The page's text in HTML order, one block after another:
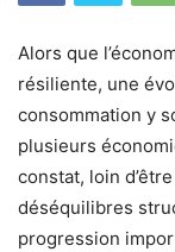
Alors que
résiliente, une
consommation y
plusieurs
constat, loin
déséquilibres
progression